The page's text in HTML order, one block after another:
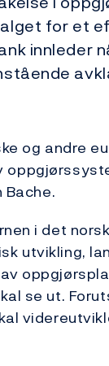
for et
innleder
og andre
Bache.
i det
utvikling,
se ut.